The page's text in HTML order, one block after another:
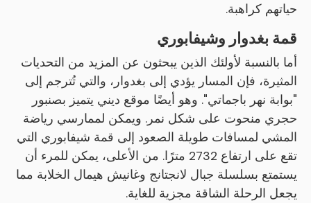
حياتهم كراهبة.
قمة بغدوار وشيفابوري
أما بالنسبة لأولئك الذين يبحثون عن المزيد من التحديات
المثيرة، فإن المسار يؤدي إلى بغدوار، والتي تُترجم إلى
"بوابة نهر باجماتي". وهو أيضًا موقع ديني يتميز بصنبور
حجري منحوت على شكل نمر. ويمكن لممارسي رياضة
المشي لمسافات طويلة الصعود إلى قمة شيفابوري التي
تقع على ارتفاع 2732 مترًا. من الأعلى، يمكن للمرء أن
يستمتع بسلسلة جبال لانجتانج وغانيش هيمال الخلابة مما
يجعل الرحلة الشاقة مجزية للغاية.